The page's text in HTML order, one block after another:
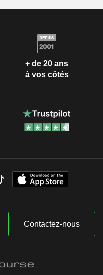
+ de 20 ans
à vos côtés
Contactez-nous